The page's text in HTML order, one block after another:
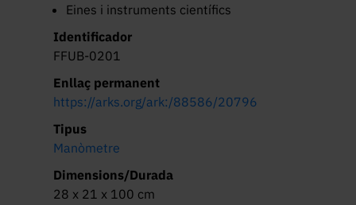
Eines i instruments científics
Identificador
FFUB-0201
Enllaç permanent
https://arks.org/ark:/88586/20796
Tipus
Manòmetre
Dimensions/Durada
28 x 21 x 100 cm